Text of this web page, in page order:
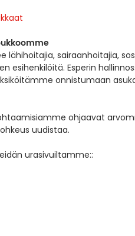
lähihoitajia, sairaanhoitajia,
esihenkilöitä. Esperin
onnistumaan
ohjaavat
uudistaa.
urasivuiltamme::